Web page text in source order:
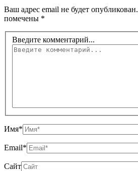
Ваш адрес email не будет опубликован.
помечены *
Введите комментарий...
Имя*
Email*
Сайт